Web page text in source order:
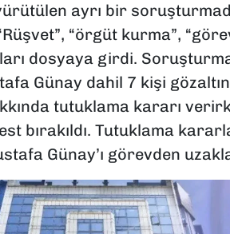
ayrı bir
“örgüt kurma”,
dosyaya girdi.
Günay dahil 7 kişi
tutuklama kararı
bırakıldı. Tutuklama
Günay’ı görevden